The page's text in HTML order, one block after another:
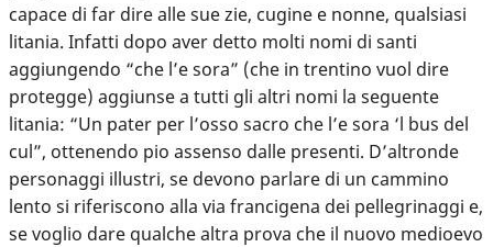
capace di far dire alle sue zie, cugine e nonne, qualsiasi
litania. Infatti dopo aver detto molti nomi di santi
aggiungendo “che l’e sora” (che in trentino vuol dire
protegge) aggiunse a tutti gli altri nomi la seguente
litania: “Un pater per l’osso sacro che l’e sora ‘l bus del
cul”, ottenendo pio assenso dalle presenti. D’altronde
personaggi illustri, se devono parlare di un cammino
lento si riferiscono alla via francigena dei pellegrinaggi e,
se voglio dare qualche altra prova che il nuovo medioevo